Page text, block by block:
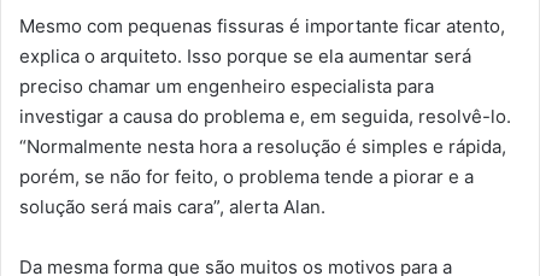
Mesmo com pequenas fissuras é importante ficar atento,
explica o arquiteto. Isso porque se ela aumentar será
preciso chamar um engenheiro especialista para
investigar a causa do problema e, em seguida, resolvê-lo.
“Normalmente nesta hora a resolução é simples e rápida,
porém, se não for feito, o problema tende a piorar e a
solução será mais cara”, alerta Alan.
Da mesma forma que são muitos os motivos para a